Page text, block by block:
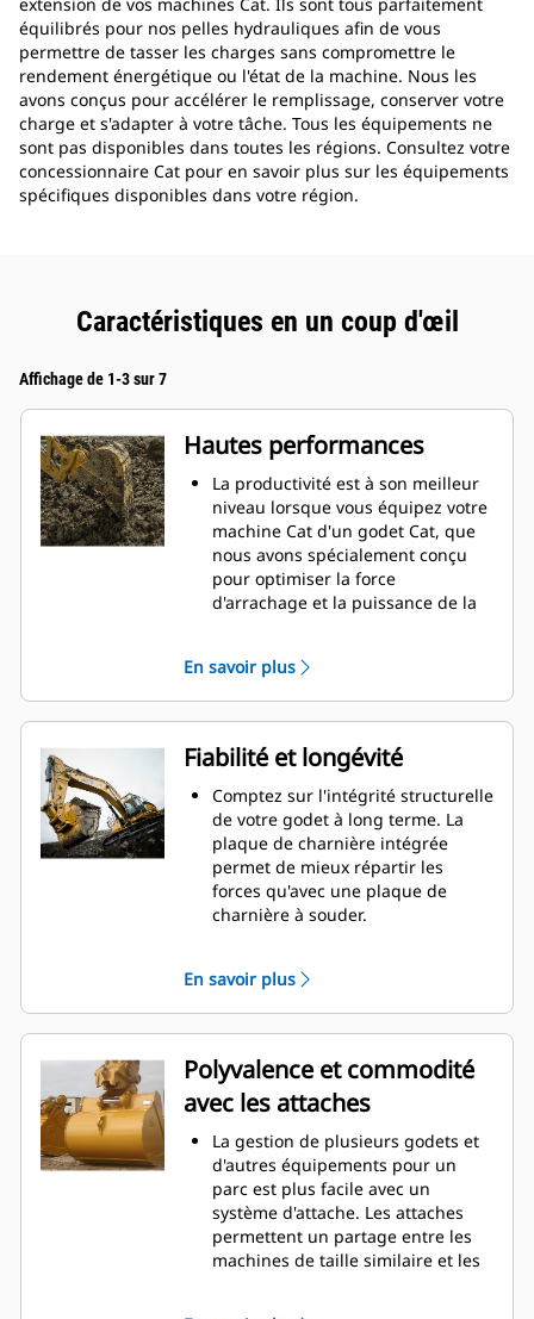
extension de vos machines Cat. Ils sont tous parfaitement
équilibrés pour nos pelles hydrauliques afin de vous
permettre de tasser les charges sans compromettre le
rendement énergétique ou l'état de la machine. Nous les
avons conçus pour accélérer le remplissage, conserver votre
charge et s'adapter à votre tâche. Tous les équipements ne
sont pas disponibles dans toutes les régions. Consultez votre
concessionnaire Cat pour en savoir plus sur les équipements
spécifiques disponibles dans votre région.
Caractéristiques en un coup d'œil
Affichage de 1-3 sur 7
Hautes performances
La productivité est à son meilleur
niveau lorsque vous équipez votre
machine Cat d'un godet Cat, que
nous avons spécialement conçu
pour optimiser la force
d'arrachage et la puissance de la
double améliore le flux des
matières dans le godet. Le
dégagement de talon accru
garantit que le fond du godet ne
frotte pas, ce qui réduit les coûts
d'entretien.
La consommation de carburant est
maximale lors de l'excavation. Les
godets Cat sont conçus pour
creuser dans les matériaux
rapidement afin d'améliorer
Chargez plus de matière plus
rapidement. La forme et les barres
latérales du godet permettent une
rétention optimale des matériaux
dans le godet à chaque charge.
En savoir plus
Fiabilité et longévité
Comptez sur l'intégrité structurelle
de votre godet à long terme. La
plaque de charnière intégrée
permet de mieux répartir les
forces qu'avec une plaque de
charnière à souder.
sont résistants à l'abrasion, en
particulier dans les zones d'usure
excessive.
Avec les outils d'attaque du sol Cat
(GET), protégez les zones d'usure
excessive les plus importantes de
votre godet lorsqu'il entre en
contact avec les matériaux.
Avec les outils d'attaque du sol
Cat ® Advansys™(GET), augmentez
la productivité pour les
applications exigeantes, facilitez la
pénétration dans les tas et
En savoir plus
Polyvalence et commodité
avec les attaches
La gestion de plusieurs godets et
d'autres équipements pour un
parc est plus facile avec un
système d'attache. Les attaches
permettent un partage entre les
machines de taille similaire et les